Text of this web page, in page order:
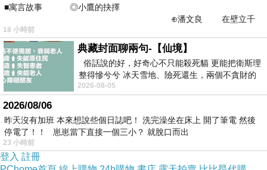
下一篇：神秘事件...電梯奇遇記
■寓言故事 ◎小鷹的抉擇
⊕潘文良 在壁立千
仞的懸崖上，有一座遮天蔽
18 小時前
典藏封面聊兩句-【仙境】
俗話說的好，好奇心不只能殺死貓 更能把衛斯理
整得慘兮兮 冰天雪地、險死還生，兩個不貪財的
人尋什麼寶？ 人家追尋愛情還
2026-08-05
2026/08/06
昨天沒有加班 本來想說些個日誌吧！ 洗完澡坐在床上 開了筆電 然後
停電了！！ 崽崽當下直接一個三小？ 就脫口而出
23 小時前
登入 註冊